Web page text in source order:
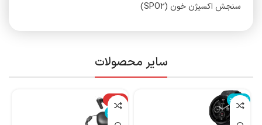
سنجش اکسیژن خون (SPO۲)
سایر محصولات
ناموجود
-14%
ناموجود